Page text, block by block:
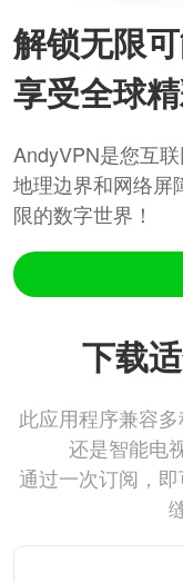
解锁无限可
享受全球精
AndyVPN是您互
地理边界和网络屏
限的数字世界！
下载
此应用程序兼容
还是智能电
通过一次订阅，